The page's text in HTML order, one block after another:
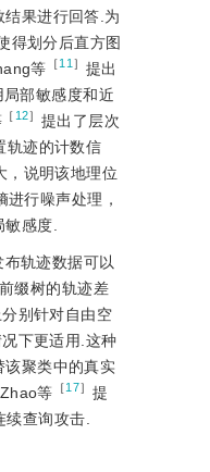
果进行回答.为
得划分后直方图
等 ［11 ］ 提出
部敏感度和近
［ 12］ 提出了层次
轨迹的计数信
，说明该地理位
行噪声处理，
感度.
轨迹数据可以
缀树的轨迹差
别针对自由空
下更适用.这种
该聚类中的真实
等 ［17］ 提
查询攻击.